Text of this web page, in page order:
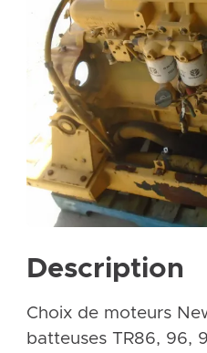
Description
Choix de moteurs
batteuses TR86, 96,